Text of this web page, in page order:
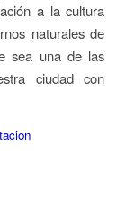
a la cultura
naturales de
sea una de las
ciudad con